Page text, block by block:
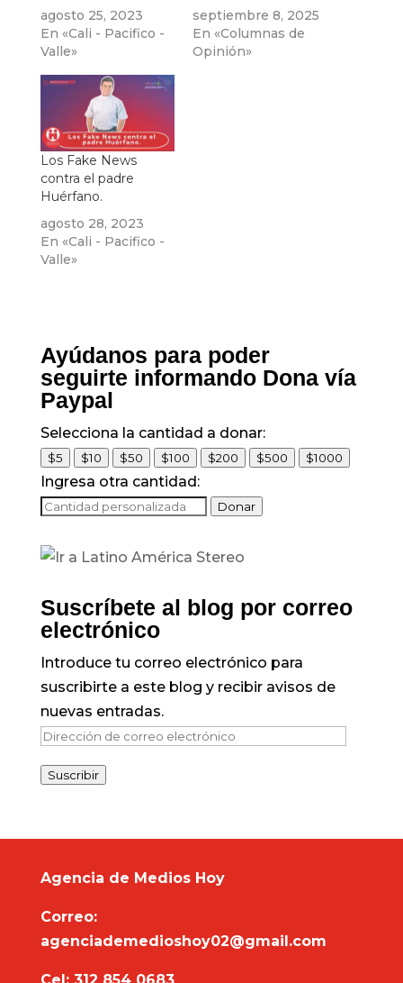
agosto 25, 2023
En «Cali - Pacifico -
Valle»
septiembre 8, 2025
En «Columnas de
Opinión»
Los Fake News
contra el padre
Huérfano.
agosto 28, 2023
En «Cali - Pacifico -
Valle»
Ayúdanos para poder
seguirte informando Dona vía
Paypal
Selecciona la cantidad a donar:
$5 $10 $50 $100 $200 $500 $1000
Ingresa otra cantidad:
Donar
Suscríbete al blog por correo
electrónico
Introduce tu correo electrónico para
suscribirte a este blog y recibir avisos de
nuevas entradas.
Dirección
correo
Suscribir
Agencia de Medios Hoy
Correo:
agenciademedioshoy02@gmail.com